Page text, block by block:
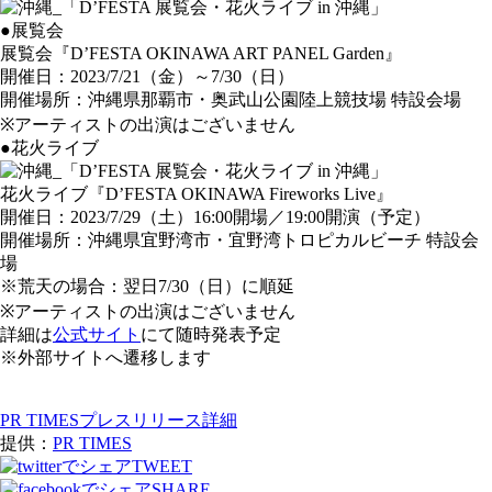
●展覧会
展覧会『D’FESTA OKINAWA ART PANEL Garden』
開催日：2023/7/21（金）～7/30（日）
開催場所：沖縄県那覇市・奥武山公園陸上競技場 特設会場
※アーティストの出演はございません
●花火ライブ
花火ライブ『D’FESTA OKINAWA Fireworks Live』
開催日：2023/7/29（土）16:00開場／19:00開演（予定）
開催場所：沖縄県宜野湾市・宜野湾トロピカルビーチ 特設会
場
※荒天の場合：翌日7/30（日）に順延
※アーティストの出演はございません
詳細は公式サイト にて随時発表予定
※外部サイトへ遷移します
PR TIMESプレスリリース詳細
提供： PR TIMES
TWEET